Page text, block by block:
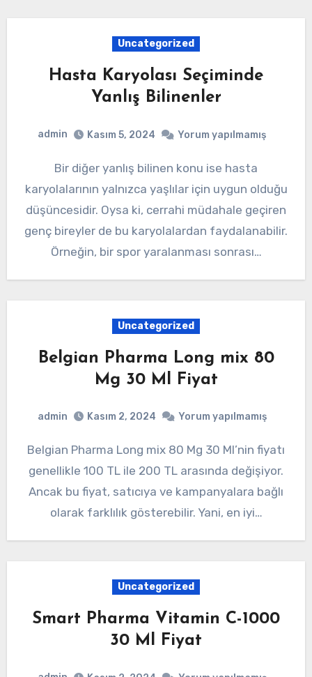
Uncategorized
Hasta Karyolası Seçiminde
Yanlış Bilinenler
admin Kasım 5, 2024 Yorum yapılmamış
Bir diğer yanlış bilinen konu ise hasta
karyolalarının yalnızca yaşlılar için uygun olduğu
düşüncesidir. Oysa ki, cerrahi müdahale geçiren
genç bireyler de bu karyolalardan faydalanabilir.
Örneğin, bir spor yaralanması sonrası…
Uncategorized
Belgian Pharma Long mix 80
Mg 30 Ml Fiyat
admin Kasım 2, 2024 Yorum yapılmamış
Belgian Pharma Long mix 80 Mg 30 Ml’nin fiyatı
genellikle 100 TL ile 200 TL arasında değişiyor.
Ancak bu fiyat, satıcıya ve kampanyalara bağlı
olarak farklılık gösterebilir. Yani, en iyi…
Uncategorized
Smart Pharma Vitamin C-1000
30 Ml Fiyat